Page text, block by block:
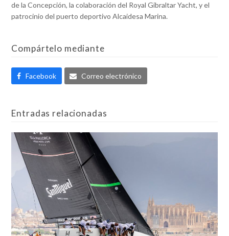
de la Concepción, la colaboración del Royal Gibraltar Yacht, y el
patrocinio del puerto deportivo Alcaidesa Marina.
Compártelo mediante
Facebook Correo electrónico
Entradas relacionadas